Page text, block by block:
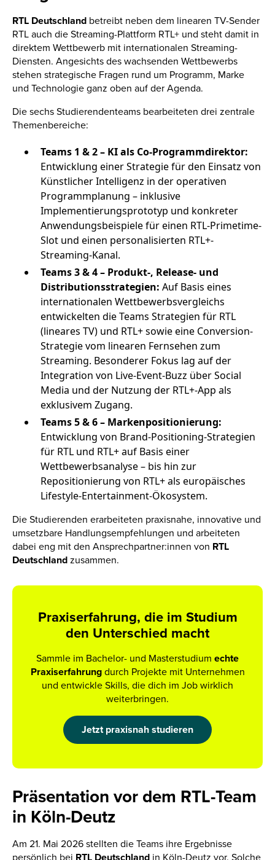
RTL Deutschland betreibt neben dem linearen TV-Sender
RTL auch die Streaming-Plattform RTL+ und steht damit in
direktem Wettbewerb mit internationalen Streaming-
Diensten. Angesichts des wachsenden Wettbewerbs
stehen strategische Fragen rund um Programm, Marke
und Technologie ganz oben auf der Agenda.
Die sechs Studierendenteams bearbeiteten drei zentrale
Themenbereiche:
Teams 1 & 2 – KI als Co-Programmdirektor:
Entwicklung einer Strategie für den Einsatz von
Künstlicher Intelligenz in der operativen
Programmplanung – inklusive
Implementierungsprototyp und konkreter
Anwendungsbeispiele für einen RTL-Primetime-
Slot und einen personalisierten RTL+-
Streaming-Kanal.
Teams 3 & 4 – Produkt-, Release- und
Distributionsstrategien:Auf Basis eines
internationalen Wettbewerbsvergleichs
entwickelten die Teams Strategien für RTL
(lineares TV) und RTL+ sowie eine Conversion-
Strategie vom linearen Fernsehen zum
Streaming. Besonderer Fokus lag auf der
Integration von Live-Event-Buzz über Social
Media und der Nutzung der RTL+-App als
exklusivem Zugang.
Teams 5 & 6 – Markenpositionierung:
Entwicklung von Brand-Positioning-Strategien
für RTL und RTL+ auf Basis einer
Wettbewerbsanalyse – bis hin zur
Repositionierung von RTL+ als europäisches
Lifestyle-Entertainment-Ökosystem.
Die Studierenden erarbeiteten praxisnahe, innovative und
umsetzbare Handlungsempfehlungen und arbeiteten
dabei eng mit den Ansprechpartner:innen von RTL
Deutschland zusammen.
Praxiserfahrung, die im Studium
den Unterschied macht
Sammle im Bachelor- und Masterstudium echte
Praxiserfahrung durch Projekte mit Unternehmen
und entwickle Skills, die dich im Job wirklich
weiterbringen.
Jetzt praxisnah studieren
Präsentation vor dem RTL-Team
in Köln-Deutz
Am 21. Mai 2026 stellten die Teams ihre Ergebnisse
persönlich bei RTL Deutschland in Köln-Deutz vor. Solche